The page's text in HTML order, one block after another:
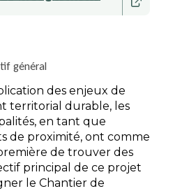
général
des enjeux de
territorial durable, les
en tant que
de proximité, ont comme
de trouver des
principal de ce projet
le Chantier de